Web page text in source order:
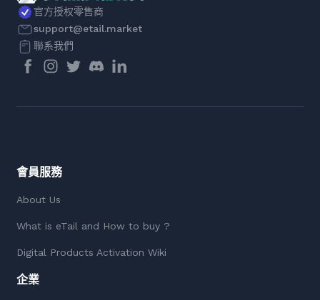
官方授权零售商
support@etail.market
聯系我們
會員服務
About Us
What is eTail and How to buy ?
Digital Products Activation Wiki
企業